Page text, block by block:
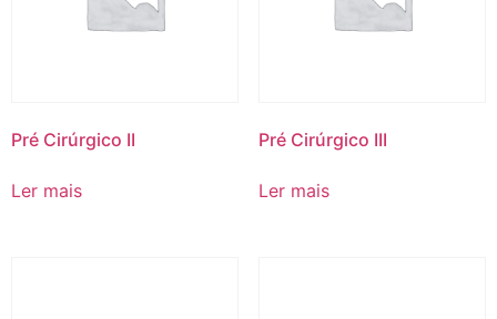
Pré Cirúrgico II
Ler mais
Pré Cirúrgico III
Ler mais